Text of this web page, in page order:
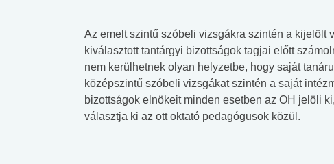
Az emelt szintű szóbeli vizsgákra szintén a kijelölt
kiválasztott tantárgyi bizottságok tagjai előtt
nem kerülhetnek olyan helyzetbe, hogy saját
középszintű szóbeli vizsgákat szintén a saját
bizottságok elnökeit minden esetben az OH jelöli
választja ki az ott oktató pedagógusok közül.